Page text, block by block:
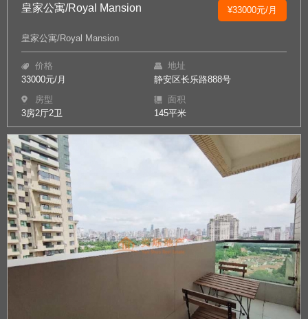
皇家公寓/Royal Mansion ¥33000元/月
皇家公寓/Royal Mansion
价格
33000元/月
地址
静安区长乐路888号
房型
3房2厅2卫
面积
145平米